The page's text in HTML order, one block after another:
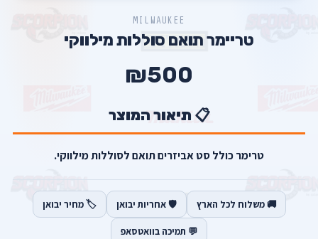
MILWAUKEE
טריימר תואם סוללות מילווקי
₪500
📋 תיאור המוצר
טרימר כולל סט אביזרים תואם לסוללות מילווקי.
🚚 משלוח לכל הארץ 🛡️ אחריות יבואן 🏷️ מחיר יבואן
💬 תמיכה בוואטסאפ